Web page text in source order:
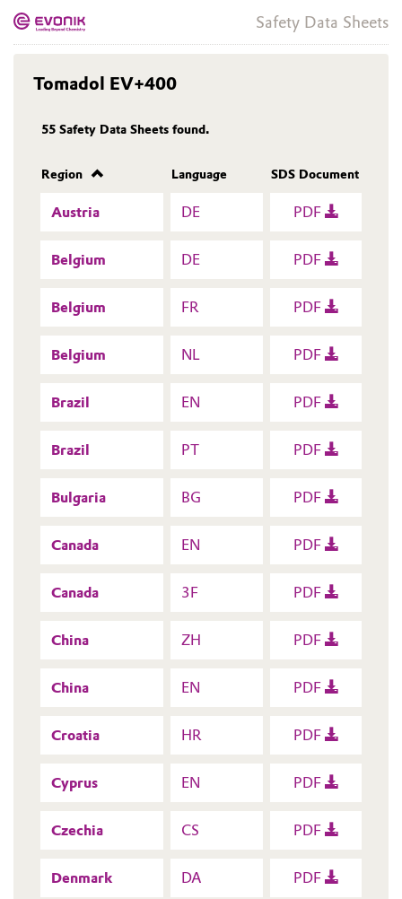
Safety Data Sheets
Tomadol EV+400
55 Safety Data Sheets found.
Region Language SDS Document
Austria DE PDF
Belgium DE PDF
Belgium FR PDF
Belgium NL PDF
Brazil EN PDF
Brazil PT PDF
Bulgaria BG PDF
Canada EN PDF
Canada 3F PDF
China ZH PDF
China EN PDF
Croatia HR PDF
Cyprus EN PDF
Czechia CS PDF
Denmark DA PDF